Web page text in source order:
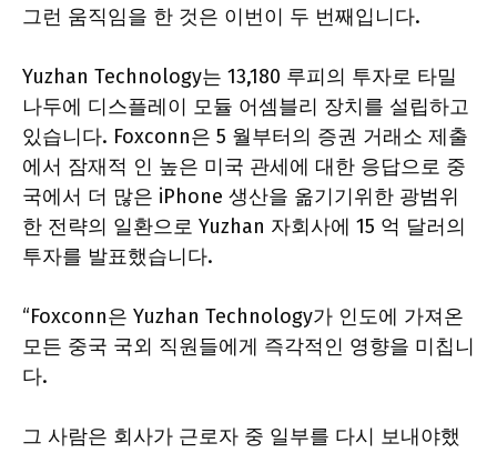
그런 움직임을 한 것은 이번이 두 번째입니다.
Yuzhan Technology는 13,180 루피의 투자로 타밀
나두에 디스플레이 모듈 어셈블리 장치를 설립하고
있습니다. Foxconn은 5 월부터의 증권 거래소 제출
에서 잠재적 인 높은 미국 관세에 대한 응답으로 중
국에서 더 많은 iPhone 생산을 옮기기위한 광범위
한 전략의 일환으로 Yuzhan 자회사에 15 억 달러의
투자를 발표했습니다.
“Foxconn은 Yuzhan Technology가 인도에 가져온
모든 중국 국외 직원들에게 즉각적인 영향을 미칩니
다.
그 사람은 회사가 근로자 중 일부를 다시 보내야했